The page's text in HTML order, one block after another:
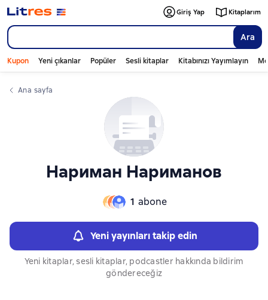
Ara
Giriş Yap Kitaplarım
Kupon Yeni çıkanlar Popüler Sesli kitaplar Kitabınızı Yayımlayın
Ana sayfa
Нариман Нариманов
1 abone
Yeni yayınları takip edin
Yeni kitaplar, sesli kitaplar, podcastler hakkında bildirim
göndereceğiz
Слайдер с книгами
Слайдер с книгами